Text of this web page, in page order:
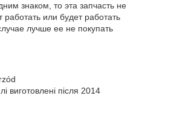
знаком, то эта запчасть не
или будет работать
лучше ее не покупать
виготовлені після 2014